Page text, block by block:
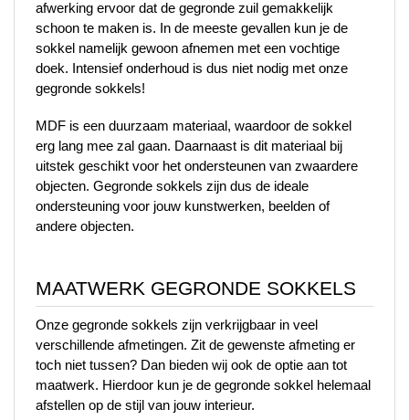
afwerking ervoor dat de gegronde zuil gemakkelijk
schoon te maken is. In de meeste gevallen kun je de
sokkel namelijk gewoon afnemen met een vochtige
doek. Intensief onderhoud is dus niet nodig met onze
gegronde sokkels!
MDF is een duurzaam materiaal, waardoor de sokkel
erg lang mee zal gaan. Daarnaast is dit materiaal bij
uitstek geschikt voor het ondersteunen van zwaardere
objecten. Gegronde sokkels zijn dus de ideale
ondersteuning voor jouw kunstwerken, beelden of
andere objecten.
MAATWERK GEGRONDE SOKKELS
Onze gegronde sokkels zijn verkrijgbaar in veel
verschillende afmetingen. Zit de gewenste afmeting er
toch niet tussen? Dan bieden wij ook de optie aan tot
maatwerk. Hierdoor kun je de gegronde sokkel helemaal
afstellen op de stijl van jouw interieur.